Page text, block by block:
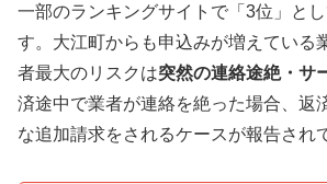
一部のランキングサイトで「3位」と
す。大江町からも申込みが増えている
者最大のリスクは突然の連絡途絶・サ
済途中で業者が連絡を絶った場合、返
な追加請求をされるケースが報告され